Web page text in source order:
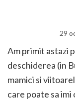
29
Am primit astazi
deschiderea (in
mamici si
care poate sa